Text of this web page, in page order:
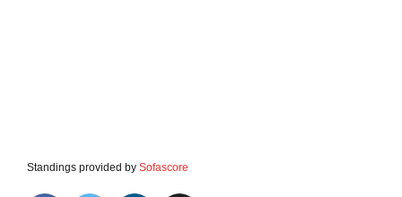
Standings provided by Sofascore